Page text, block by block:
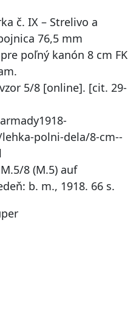
č. IX – Strelivo a
76,5 mm
poľný kanón 8 cm FK
5/8 [online]. [cit. 29-
polni-dela/8-cm--
8 (M.5) auf
b. m., 1918. 66 s.